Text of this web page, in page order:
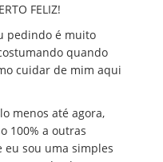
FELIZ!
pedindo é muito
quando
cuidar de mim aqui
menos até agora,
100% a outras
eu sou uma simples